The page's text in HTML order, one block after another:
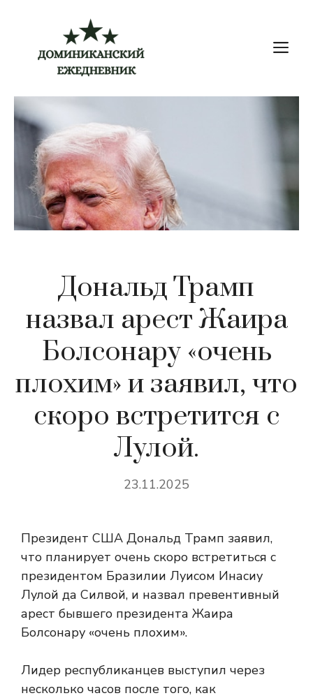
содержимому
Дональд Трамп
назвал арест Жаира
Болсонару «очень
плохим» и заявил, что
скоро встретится с
Лулой.
23.11.2025
Президент США Дональд Трамп заявил,
что планирует очень скоро встретиться с
президентом Бразилии Луисом Инасиу
Лулой да Силвой, и назвал превентивный
арест бывшего президента Жаира
Болсонару «очень плохим».
Лидер республиканцев выступил через
несколько часов после того, как